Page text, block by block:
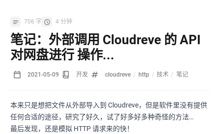
706 字 4 分钟
笔记：外部调用 Cloudreve 的 API
对网盘进行 操作...
2021-05-09 开发 cloudreve / http / 技术 / 笔记
本来只是想把文件从外部导入到 Cloudreve，但是软件里没有提供
任何合适的途径，研究了好久，试了好多好多种奇怪的方法…
最后发现，还是模拟 HTTP 请求来的快！